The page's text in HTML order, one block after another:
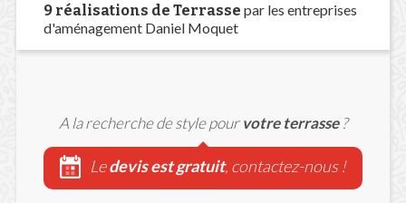
9 réalisations de Terrasse par les entreprises
d'aménagement Daniel Moquet
A la recherche de style pourvotre terrasse?
Ledevis est gratuit, contactez-nous !